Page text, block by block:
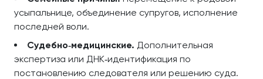
усыпальнице, объединение супругов, исполнение
последней воли.
Судебно‑медицинские. Дополнительная
экспертиза или ДНК‑идентификация по
постановлению следователя или решению суда.